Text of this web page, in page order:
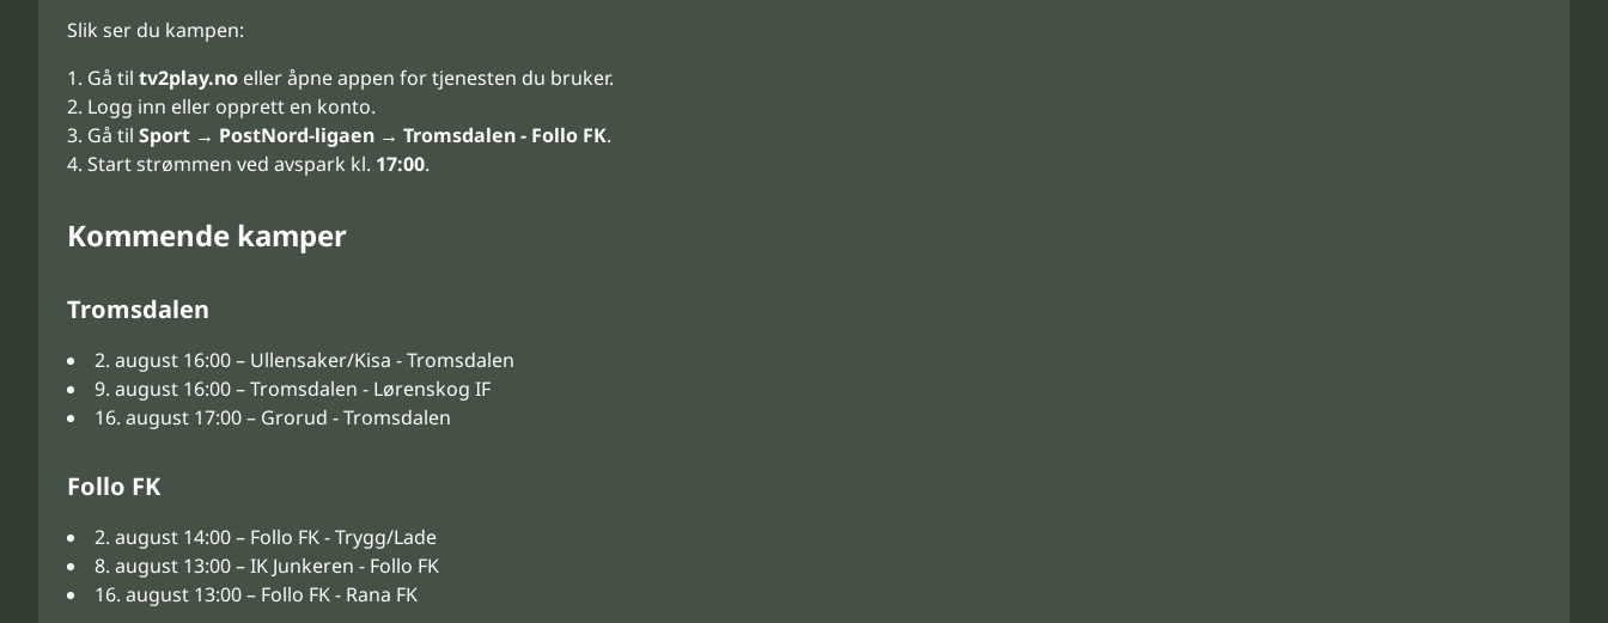
Slik ser du kampen:
Gå til tv2play.no eller åpne appen for tjenesten du bruker.
Logg inn eller opprett en konto.
Gå til Sport → PostNord-ligaen → Tromsdalen - Follo FK.
Start strømmen ved avspark kl. 17:00.
Kommende kamper
Tromsdalen
2. august 16:00 – Ullensaker/Kisa - Tromsdalen
9. august 16:00 – Tromsdalen - Lørenskog IF
16. august 17:00 – Grorud - Tromsdalen
Follo FK
2. august 14:00 – Follo FK - Trygg/Lade
8. august 13:00 – IK Junkeren - Follo FK
16. august 13:00 – Follo FK - Rana FK